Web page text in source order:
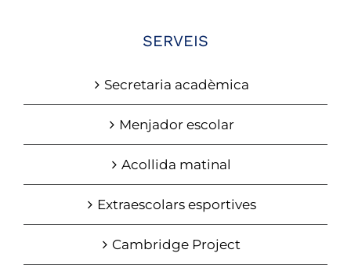
SERVEIS
Secretaria acadèmica
Menjador escolar
Acollida matinal
Extraescolars esportives
Cambridge Project